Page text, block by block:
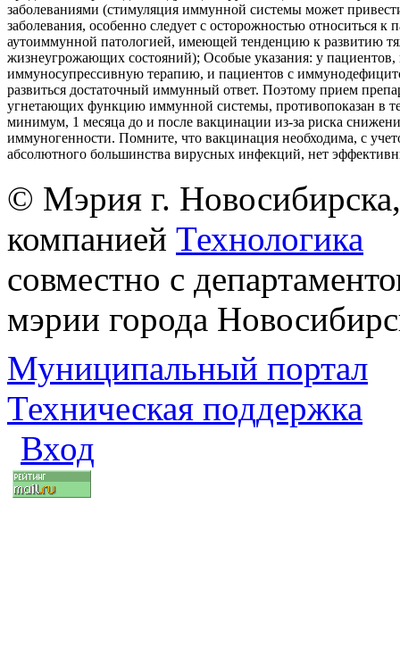
заболеваниями (стимуляция иммунной системы может
заболевания, особенно следует с осторожностью относиться к
аутоиммунной патологией, имеющей тенденцию к развитию
жизнеугрожающих состояний); Особые указания: у
иммуносупрессивную терапию, и пациентов с
развиться достаточный иммунный ответ. Поэтому прием
угнетающих функцию иммунной системы, противопоказан в
минимум, 1 месяца до и после вакцинации из-за риска
иммуногенности. Помните, что вакцинация необходима, с
абсолютного большинства вирусных инфекций, нет
© Мэрия г.
компанией Технологика
совместно с
мэрии города
Муниципальный портал
Техническая поддержка
Вход